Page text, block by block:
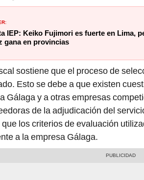
IEP: Keiko Fujimori es fuerte en Lima,
gana en provincias
sostiene que el proceso de
Esto se debe a que existen
Gálaga y a otras empresas
de la adjudicación del
los criterios de evaluación
a la empresa Gálaga.